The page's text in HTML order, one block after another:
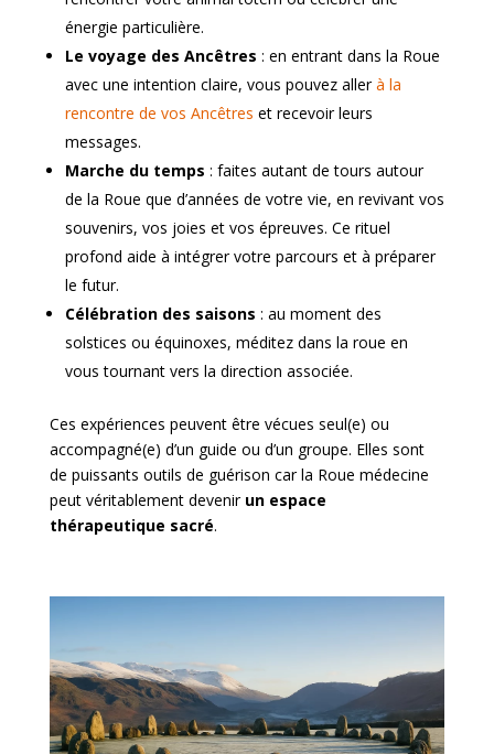
énergie particulière.
Le voyage des Ancêtres : en entrant dans la Roue
avec une intention claire, vous pouvez allerà la
rencontre de vos Ancêtres et recevoir leurs
messages.
Marche du temps : faites autant de tours autour
de la Roue que d’années de votre vie, en revivant vos
souvenirs, vos joies et vos épreuves. Ce rituel
profond aide à intégrer votre parcours et à préparer
le futur.
Célébration des saisons : au moment des
solstices ou équinoxes, méditez dans la roue en
vous tournant vers la direction associée.
Ces expériences peuvent être vécues seul(e) ou
accompagné(e) d’un guide ou d’un groupe. Elles sont
de puissants outils de guérison car la Roue médecine
peut véritablement devenir un espace
thérapeutique sacré.